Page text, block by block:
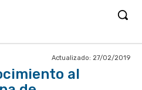
Actualizado: 27/02/2019
al